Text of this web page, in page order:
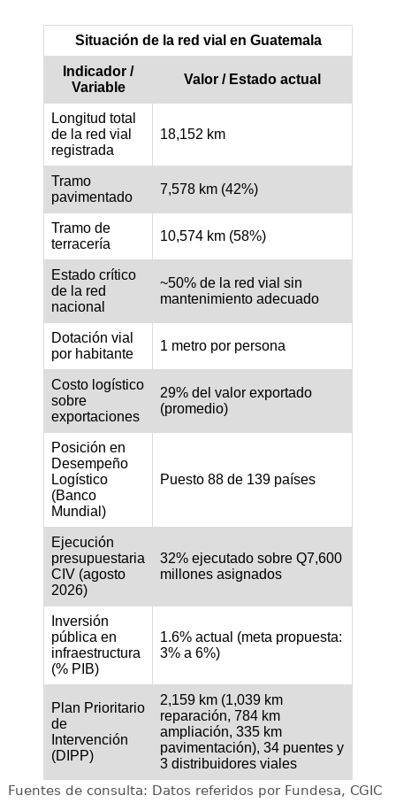
Situación de la red vial en Guatemala
Indicador /
Variable
Valor / Estado actual
Longitud total
de la red vial
registrada
18,152 km
Tramo
pavimentado
7,578 km (42%)
Tramo de
terracería
10,574 km (58%)
Estado crítico
de la red
nacional
~50% de la red vial sin
mantenimiento adecuado
Dotación vial
por habitante
1 metro por persona
Costo logístico
sobre
exportaciones
29% del valor exportado
(promedio)
Posición en
Desempeño
Logístico
(Banco
Mundial)
Puesto 88 de 139 países
Ejecución
presupuestaria
CIV (agosto
2026)
32% ejecutado sobre Q7,600
millones asignados
Inversión
pública en
infraestructura
(% PIB)
1.6% actual (meta propuesta:
3% a 6%)
Plan Prioritario
de
Intervención
(DIPP)
2,159 km (1,039 km
reparación, 784 km
ampliación, 335 km
pavimentación), 34 puentes y
3 distribuidores viales
Fuentes de consulta: Datos referidos por Fundesa, CGIC